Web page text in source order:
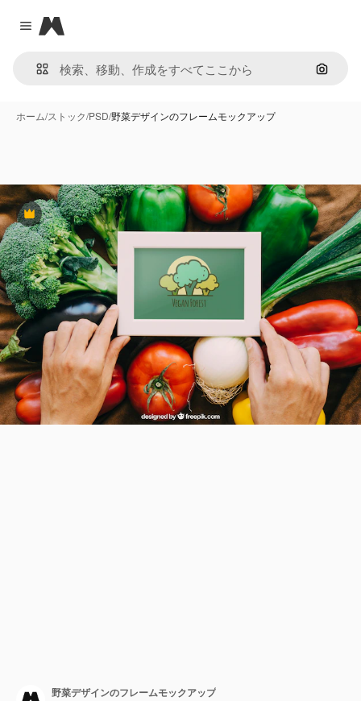
Close menu
Magnific
画像で
ホーム/ストック/PSD/野菜デザインのフレームモックアップ
Premium
野菜デザインのフレームモックアップ